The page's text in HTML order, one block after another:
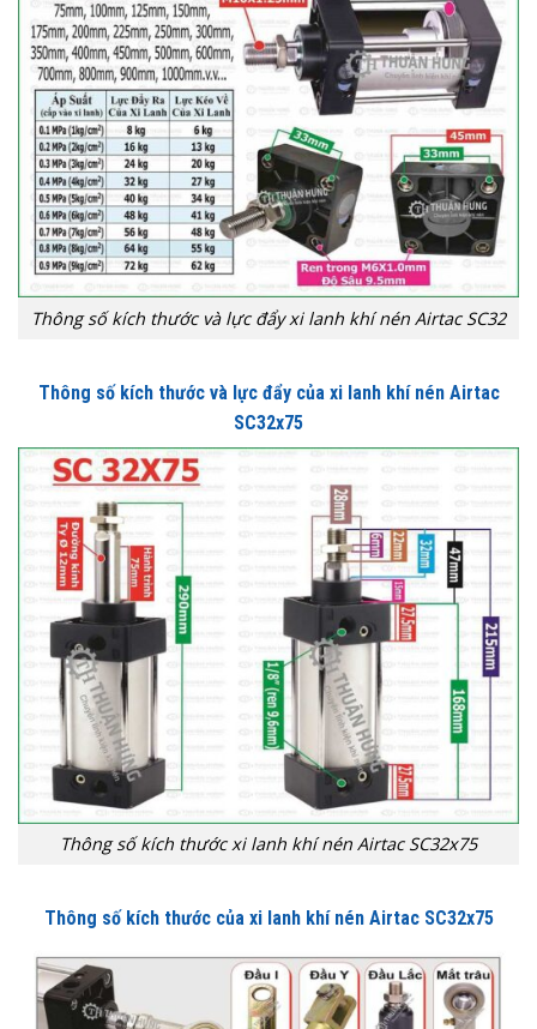
Thông số kích thước và lực đẩy xi lanh khí nén Airtac SC32
Thông số kích thước và lực đẩy của xi lanh khí nén Airtac
SC32x75
Thông số kích thước xi lanh khí nén Airtac SC32x75
Thông số kích thước của xi lanh khí nén Airtac SC32x75